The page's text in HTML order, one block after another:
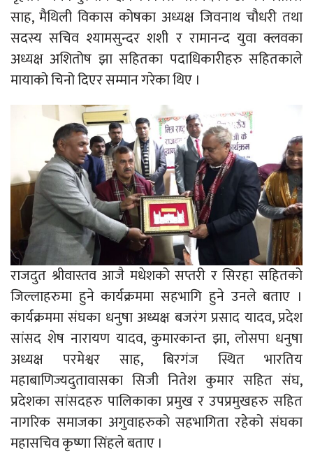
साह, मैथिली विकास कोषका अध्यक्ष जिवनाथ चौधरी तथा
सदस्य सचिव श्यामसुन्दर शशी र रामानन्द युवा क्लवका
अध्यक्ष अशितोष झा सहितका पदाधिकारीहरु सहितकाले
मायाको चिनो दिएर सम्मान गरेका थिए ।
राजदुत श्रीवास्तव आजै मधेशको सप्तरी र सिरहा सहितको
जिल्लाहरुमा हुने कार्यक्रममा सहभागि हुने उनले बताए ।
कार्यक्रममा संघका धनुषा अध्यक्ष बजरंग प्रसाद यादव, प्रदेश
सांसद शेष नारायण यादव, कुमारकान्त झा, लोसपा धनुषा
अध्यक्ष परमेश्वर साह, बिरगंज स्थित भारतिय
महाबाणिज्यदुतावासका सिजी नितेश कुमार सहित संघ,
प्रदेशका सांसदहरु पालिकाका प्रमुख र उपप्रमुखहरु सहित
नागरिक समाजका अगुवाहरुको सहभागिता रहेको संघका
महासचिव कृष्णा सिंहले बताए ।